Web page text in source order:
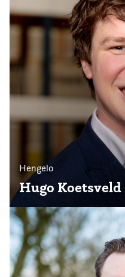
Hengelo
Hugo Koetsveld